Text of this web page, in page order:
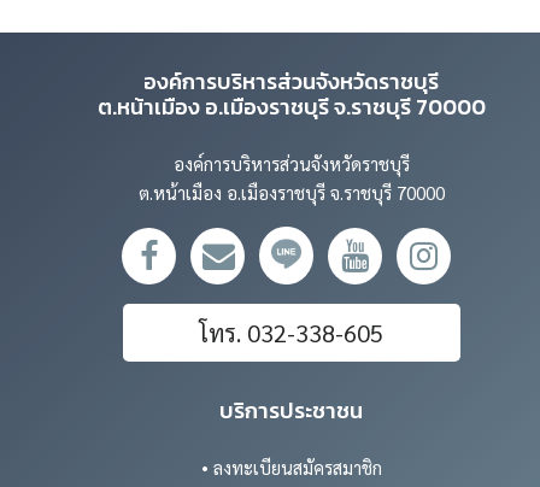
องค์การบริหารส่วนจังหวัดราชบุรี
ต.หน้าเมือง อ.เมืองราชบุรี จ.ราชบุรี 70000
องค์การบริหารส่วนจังหวัดราชบุรี
ต.หน้าเมือง อ.เมืองราชบุรี จ.ราชบุรี 70000
โทร. 032-338-605
บริการประชาชน
• ลงทะเบียนสมัครสมาชิก